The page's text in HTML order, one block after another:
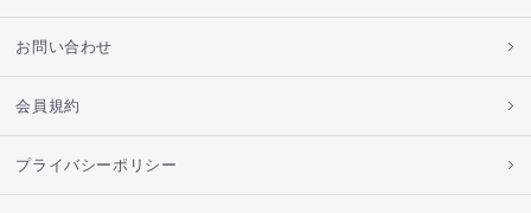
お問い合わせ
会員規約
プライバシーポリシー